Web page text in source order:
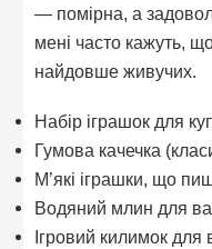
— помірна, а
мені часто кажуть,
найдовше живучих.
Набір іграшок для
Гумова качечка
М’які іграшки, що
Водяний млин для
Ігровий килимок